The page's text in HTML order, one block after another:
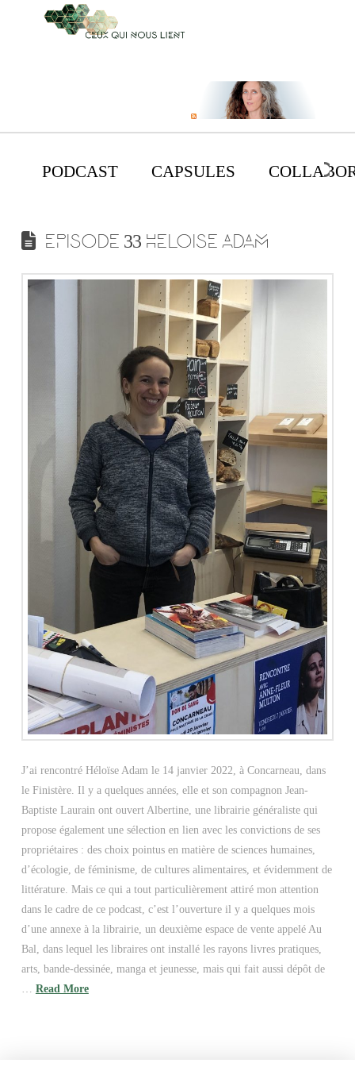
PODCAST CAPSULES
EPISODE 33 HELOISE ADAM
J’ai rencontré Héloïse Adam le 14 janvier 2022, à Concarneau, dans
le Finistère. Il y a quelques années, elle et son compagnon Jean-
Baptiste Laurain ont ouvert Albertine, une librairie généraliste qui
propose également une sélection en lien avec les convictions de ses
propriétaires : des choix pointus en matière de sciences humaines,
d’écologie, de féminisme, de cultures alimentaires, et évidemment de
littérature. Mais ce qui a tout particulièrement attiré mon attention
dans le cadre de ce podcast, c’est l’ouverture il y a quelques mois
d’une annexe à la librairie, un deuxième espace de vente appelé Au
Bal, dans lequel les libraires ont installé les rayons livres pratiques,
arts, bande-dessinée, manga et jeunesse, mais qui fait aussi dépôt de
Read More